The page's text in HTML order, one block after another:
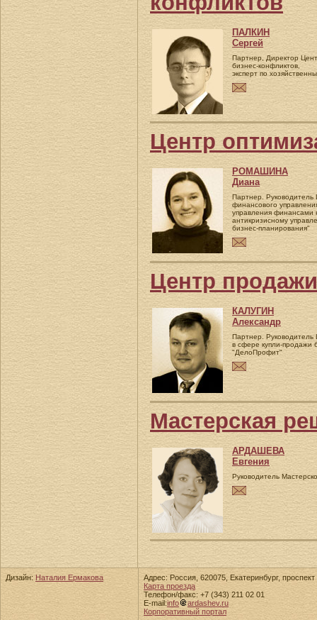
ПАЛКИН
Сергей
Партнер, Директор
бизнес-конфликтов,
эксперт по
Центр
РОМАШИНА
Диана
Партнер.
финансового
управления финансами
антикризисному
бизнес-планирования"
Центр
КАЛУГИН
Александр
Партнер. Руководитель
в сфере купли-продажи
"ДелоПрофит"
Мастерская
АРДАШЕВА
Евгения
Руководитель
Дизайн: Наталия Ермакова
Адрес: Россия, 620075, Екатеринбург,
Карта проезда
Телефон/факс: +7 (343) 211 02 01
E-mail:info
ardashev.ru
Корпоративный портал